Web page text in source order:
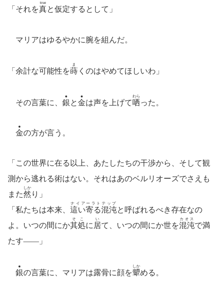
「それを真
true
と仮定するとして」
マリアはゆるやかに腕を組んだ。
「余計な可能性を蒔
ま
くのはやめてほしいわ」
その言葉に、 銀と金は声を上げて哂
わら
った。
金の方が言う。
「この世界に在る以上、あたしたちの干渉から、そして観
測から逃れる術はない。それはあのベルリオーズでさえも
また然
しか
り」
「私たちは本来、 這い寄る混沌
ナイアーラトテップ
と呼ばれるべき存在なの
よ。いつの間にか其処
そこ
に居
い
て、いつの間にか世を混沌
カオス
で満
たす――」
銀の言葉に、マリアは露骨に顔を顰
しか
める。